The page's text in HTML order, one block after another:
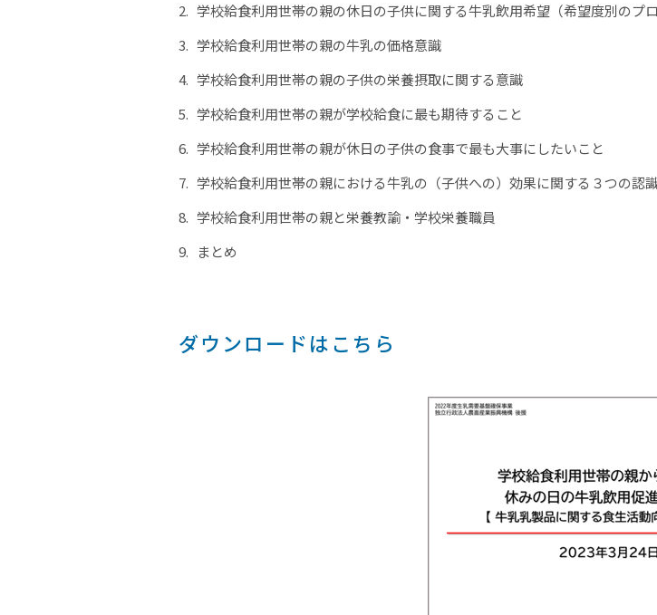
学校給食利用世帯の親の休日の子供に関する牛乳飲用希望（希望度別のプ
学校給食利用世帯の親の牛乳の価格意識
学校給食利用世帯の親の子供の栄養摂取に関する意識
学校給食利用世帯の親が学校給食に最も期待すること
学校給食利用世帯の親が休日の子供の食事で最も大事にしたいこと
学校給食利用世帯の親における牛乳の（子供への）効果に関する３つの認
学校給食利用世帯の親と栄養教諭・学校栄養職員
まとめ
ダウンロードはこちら